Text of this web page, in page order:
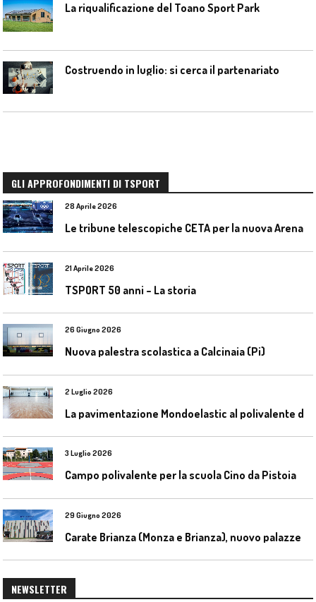
La riqualificazione del Toano Sport Park
Costruendo in luglio: si cerca il partenariato
GLI APPROFONDIMENTI DI TSPORT
28 Aprile 2026
21 Aprile 2026
TSPORT 50 anni – La storia
26 Giugno 2026
Nuova palestra scolastica a Calcinaia (Pi)
2 Luglio 2026
3 Luglio 2026
Campo polivalente per la scuola Cino da Pistoia
29 Giugno 2026
NEWSLETTER